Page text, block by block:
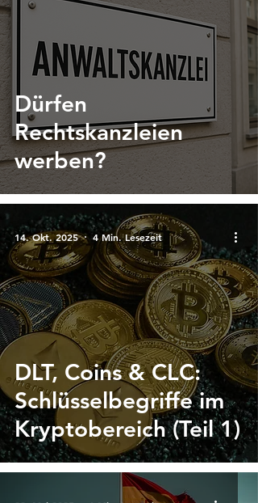
Dürfen
Rechtskanzleien
werben?
DLT, Coins & CLC:
Schlüsselbegriffe im
Kryptobereich (Teil 1)
14. Okt. 2025 4 Min. Lesezeit